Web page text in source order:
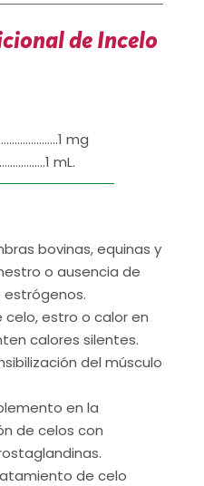
de Incelo
mg
mL.
bovinas, equinas y
o ausencia de
celo, estro o calor en
calores silentes.
del músculo
en la
de celos con
de celo